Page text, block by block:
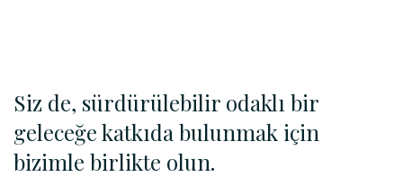
Siz de, sürdürülebilir odaklı bir
geleceğe katkıda bulunmak için
bizimle birlikte olun.